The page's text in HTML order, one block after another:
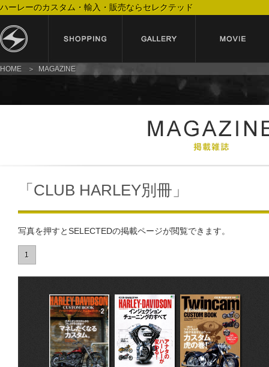
ハーレーのカスタム・輸入・販売ならセレクテッド
HOME MAGAZINE
「CLUB HARLEY別冊」
写真を押すとSELECTEDの掲載ページが閲覧できます。
1